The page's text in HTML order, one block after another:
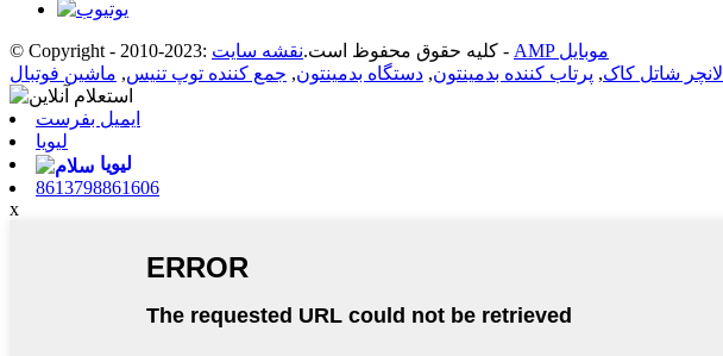
© Copyright - 2010-2023: کلیه حقوق محفوظ است.نقشه سایت -
AMP موبایل
لانچر شاتل کاک, پرتاب کننده بدمینتون, دستگاه بدمینتون, جمع کننده توپ تنیس, ماشین فوتبال
ایمیل بفرست
لیویا
لیویا
8613798861606
x